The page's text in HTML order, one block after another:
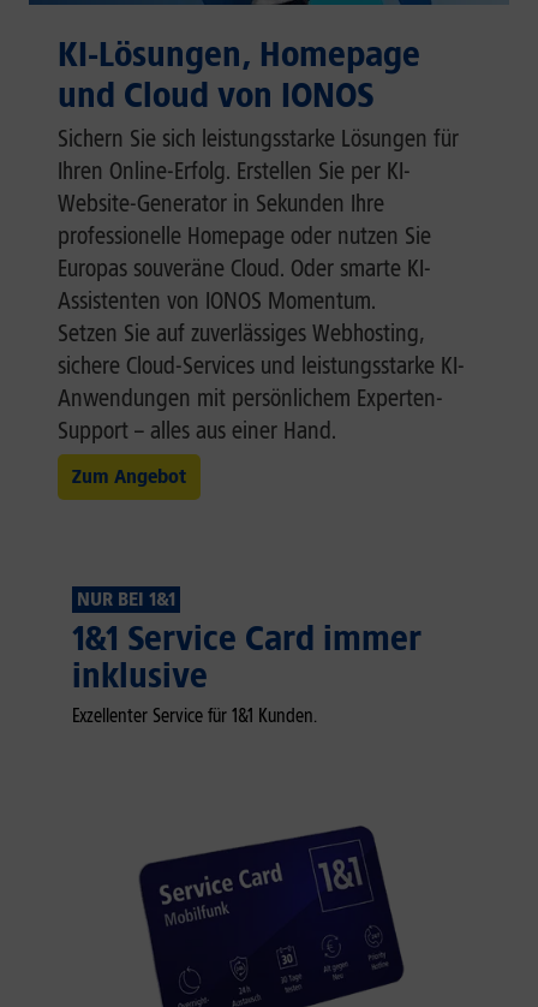
KI-Lösungen, Homepage
und Cloud von IONOS
Sichern Sie sich leistungsstarke Lösungen für
Ihren Online-Erfolg. Erstellen Sie per KI-
Website-Generator in Sekunden Ihre
professionelle Homepage oder nutzen Sie
Europas souveräne Cloud. Oder smarte KI-
Assistenten von IONOS Momentum.
Setzen Sie auf zuverlässiges Webhosting,
sichere Cloud-Services und leistungsstarke KI-
Anwendungen mit persönlichem Experten-
Support – alles aus einer Hand.
Zum Angebot
NUR BEI 1&1
1&1 Service Card immer
inklusive
Exzellenter Service für 1&1 Kunden.